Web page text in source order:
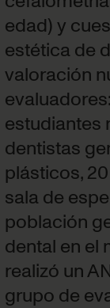
edad) y
estética de
valoración
estudiantes
dentistas
plásticos,
sala de
población
dental en el
realizó un
grupo de